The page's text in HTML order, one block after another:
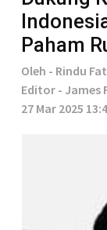
Paham
Oleh - Rindu
Editor - James
27 Mar 2025